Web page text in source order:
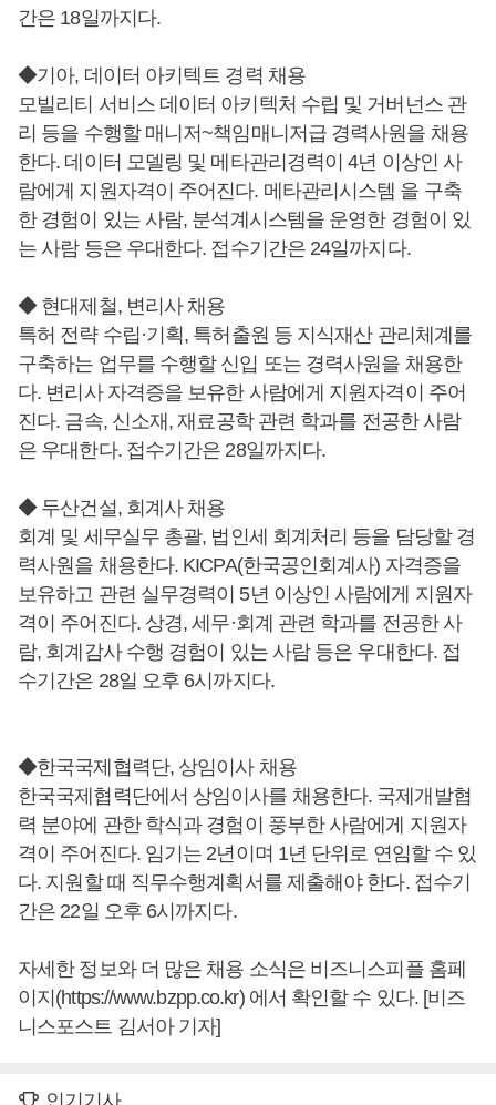
간은 18일까지다.
◆기아, 데이터 아키텍트 경력 채용
모빌리티 서비스 데이터 아키텍처 수립 및 거버넌스 관
리 등을 수행할 매니저~책임매니저급 경력사원을 채용
한다. 데이터 모델링 및 메타관리경력이 4년 이상인 사
람에게 지원자격이 주어진다. 메타관리시스템 을 구축
한 경험이 있는 사람, 분석계시스템을 운영한 경험이 있
는 사람 등은 우대한다. 접수기간은 24일까지다.
◆ 현대제철, 변리사 채용
특허 전략 수립·기획, 특허출원 등 지식재산 관리체계를
구축하는 업무를 수행할 신입 또는 경력사원을 채용한
다. 변리사 자격증을 보유한 사람에게 지원자격이 주어
진다. 금속, 신소재, 재료공학 관련 학과를 전공한 사람
은 우대한다. 접수기간은 28일까지다.
◆ 두산건설, 회계사 채용
회계 및 세무실무 총괄, 법인세 회계처리 등을 담당할 경
력사원을 채용한다. KICPA(한국공인회계사) 자격증을
보유하고 관련 실무경력이 5년 이상인 사람에게 지원자
격이 주어진다. 상경, 세무·회계 관련 학과를 전공한 사
람, 회계감사 수행 경험이 있는 사람 등은 우대한다. 접
수기간은 28일 오후 6시까지다.
◆한국국제협력단, 상임이사 채용
한국국제협력단에서 상임이사를 채용한다. 국제개발협
력 분야에 관한 학식과 경험이 풍부한 사람에게 지원자
격이 주어진다. 임기는 2년이며 1년 단위로 연임할 수 있
다. 지원할 때 직무수행계획서를 제출해야 한다. 접수기
간은 22일 오후 6시까지다.
자세한 정보와 더 많은 채용 소식은 비즈니스피플 홈페
이지(https://www.bzpp.co.kr) 에서 확인할 수 있다. [비즈
니스포스트 김서아 기자]